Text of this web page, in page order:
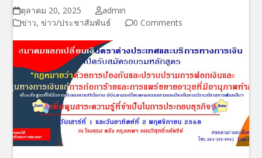
ตุลาคม 20, 2025
admin
ข่าว,ข่าว/ประชาสัมพันธ์ 0 Comments